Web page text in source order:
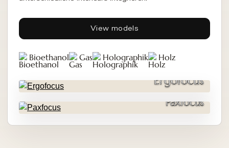
View models
Bioethanol Gas Holographik Holz
Ergofocus
Paxfocus